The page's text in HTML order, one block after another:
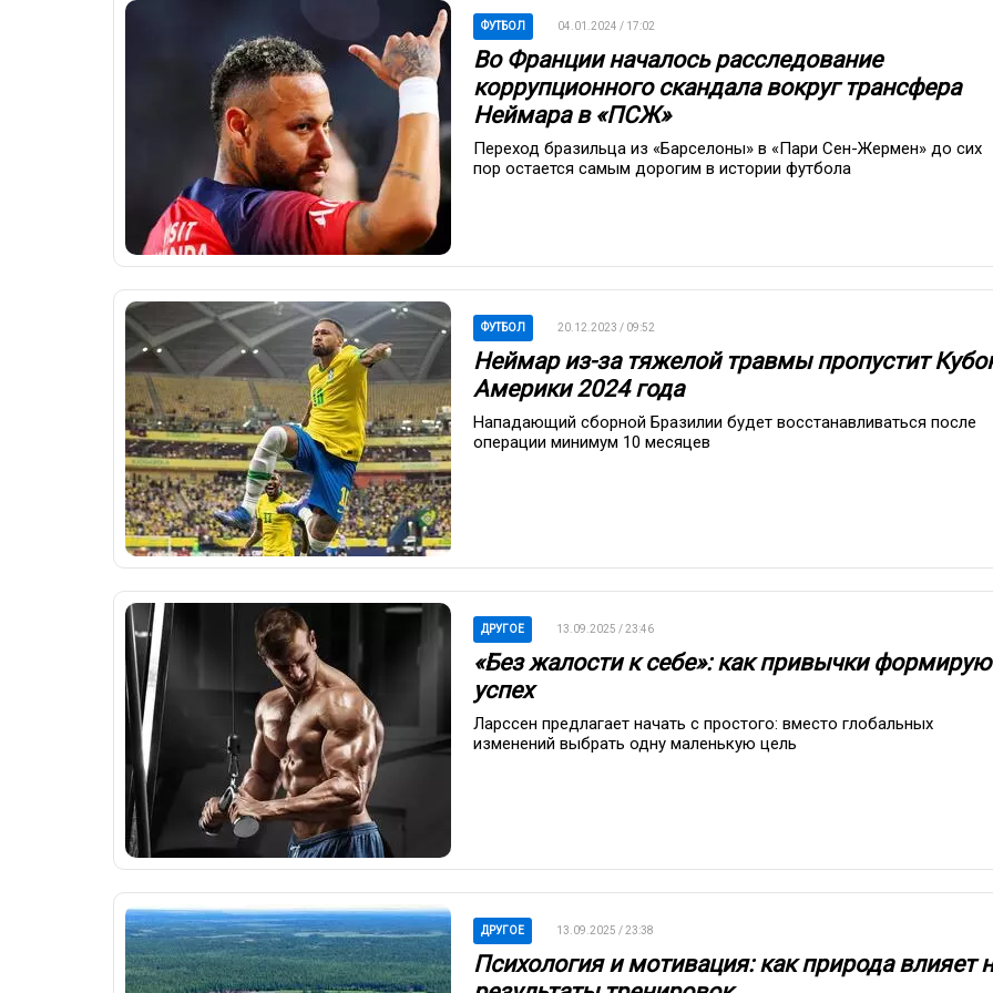
ФУТБОЛ 04.01.2024 / 17:02
Во Франции началось расследование
коррупционного скандала вокруг трансфера
Неймара в «ПСЖ»
Переход бразильца из «Барселоны» в «Пари Сен-Жермен» до сих
пор остается самым дорогим в истории футбола
ФУТБОЛ 20.12.2023 / 09:52
Неймар из-за тяжелой травмы пропустит
Америки 2024 года
Нападающий сборной Бразилии будет восстанавливаться после
операции минимум 10 месяцев
ДРУГОЕ 13.09.2025 / 23:46
«Без жалости к себе»: как привычки
успех
Ларссен предлагает начать с простого: вместо глобальных
изменений выбрать одну маленькую цель
ДРУГОЕ 13.09.2025 / 23:38
Психология и мотивация: как природа влияет